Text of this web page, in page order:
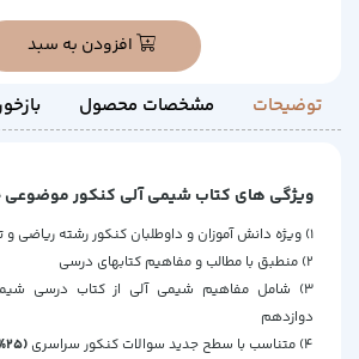
افزودن به سبد
توضیحات مشخصات محصول
ویژگی های کتاب شیمی آلی کنکور موضوعی
1) ویژه دانش آموزان و داوطلبان کنکور رشته ریاضی و تجربی
2) منطبق با مطالب و مفاهیم کتابهای درسی
3) شامل مفاهیم شیمی آلی از کتاب درسی
دوازدهم
4) متناسب با سطح جدید سوالات کنکور سراسری
(25% شیمی کنکور)